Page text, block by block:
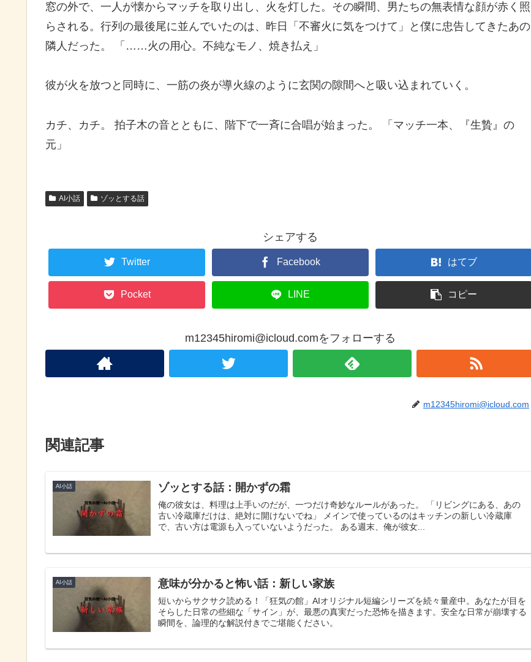
窓の外で、一人が懐からマッチを取り出し、火を灯した。その瞬間、男たちの無表情な顔が赤く照
らされる。行列の最後尾に並んでいたのは、昨日「不審火に気をつけて」と僕に忠告してきたあの
隣人だった。 「……火の用心。不純なモノ、焼き払え」
彼が火を放つと同時に、一筋の炎が導火線のように玄関の隙間へと吸い込まれていく。
カチ、カチ。 拍子木の音とともに、階下で一斉に合唱が始まった。 「マッチ一本、『生贄』の
元」
AI小話 ゾッとする話
シェアする
Twitter Facebook はてブ
Pocket LINE コピー
m12345hiromi@icloud.comをフォローする
m12345hiromi@icloud.com
関連記事
AI小話 ゾッとする話：開かずの霜
俺の彼女は、料理は上手いのだが、一つだけ奇妙なルールがあった。 「リビングにある、あの
古い冷蔵庫だけは、絶対に開けないでね」 メインで使っているのはキッチンの新しい冷蔵庫
で、古い方は電源も入っていないようだった。 ある週末、俺が彼女...
AI小話 意味が分かると怖い話：新しい家族
短いからサクサク読める！「狂気の館」AIオリジナル短編シリーズを続々量産中。あなたが目を
そらした日常の些細な「サイン」が、最悪の真実だった恐怖を描きます。安全な日常が崩壊する
瞬間を、論理的な解説付きでご堪能ください。